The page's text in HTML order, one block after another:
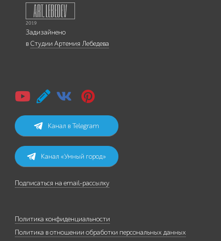
Задизайнено
в Студии Артемия Лебедева
Канал в Telegram
Канал «Умный город»
Подписаться на email-рассылку
Политика конфиденциальности
Политика в отношении обработки персональных данных